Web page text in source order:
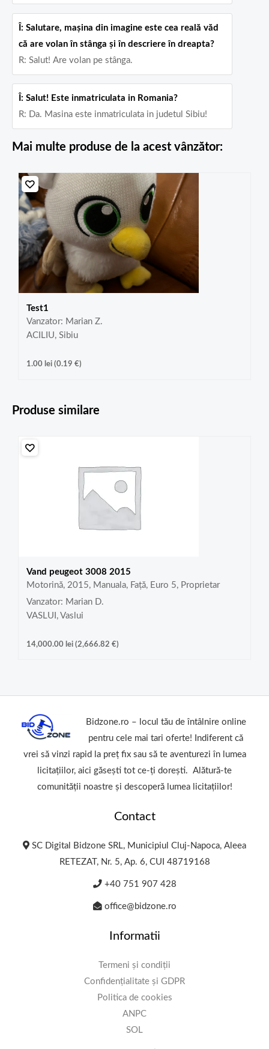
Î: Salutare, mașina din imagine este cea reală văd
că are volan în stânga și în descriere în dreapta?
R: Salut! Are volan pe stânga.
Î: Salut! Este inmatriculata in Romania?
R: Da. Masina este inmatriculata in judetul Sibiu!
Mai multe produse de la acest vânzător:
Test1
Vanzator: Marian Z.
ACILIU, Sibiu
1.00 lei(0.19 €)
Produse similare
Vand peugeot 3008 2015
Motorină, 2015, Manuala, Față, Euro 5, Proprietar
Vanzator: Marian D.
VASLUI, Vaslui
14,000.00 lei(2,666.82 €)
Bidzone.ro – locul tău de întâlnire online
pentru cele mai tari oferte! Indiferent că
vrei să vinzi rapid la preț fix sau să te aventurezi în lumea
licitațiilor, aici găsești tot ce-ți dorești. Alătură-te
comunității noastre și descoperă lumea licitațiilor!
Contact
SC Digital Bidzone SRL, Municipiul Cluj-Napoca, Aleea
RETEZAT, Nr. 5, Ap. 6, CUI 48719168
+40 751 907 428
office@bidzone.ro
Informatii
Termeni și condiții
Confidențialitate și GDPR
Politica de cookies
ANPC
SOL